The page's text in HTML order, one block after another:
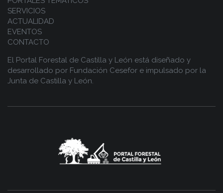
SERVICIOS
ACTUALIDAD
EVENTOS
CONTACTO
El Portal Forestal de Castilla y León está diseñado y
desarrollado por Fundación Cesefor e impulsado por la
Junta de Castilla y León.